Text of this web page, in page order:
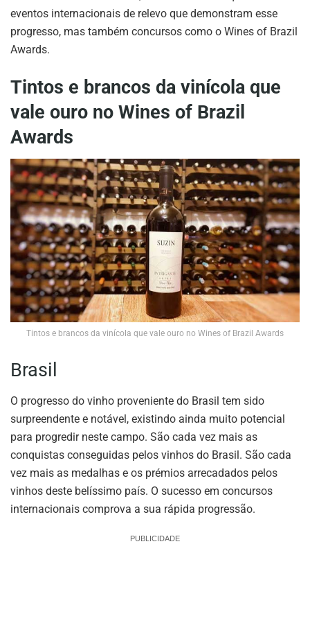
eventos internacionais de relevo que demonstram esse
progresso, mas também concursos como o Wines of Brazil
Awards.
Tintos e brancos da vinícola que
vale ouro no Wines of Brazil
Awards
Tintos e brancos da vinícola que vale ouro no Wines of Brazil Awards
Brasil
O progresso do vinho proveniente do Brasil tem sido
surpreendente e notável, existindo ainda muito potencial
para progredir neste campo. São cada vez mais as
conquistas conseguidas pelos vinhos do Brasil. São cada
vez mais as medalhas e os prémios arrecadados pelos
vinhos deste belíssimo país. O sucesso em concursos
internacionais comprova a sua rápida progressão.
PUBLICIDADE